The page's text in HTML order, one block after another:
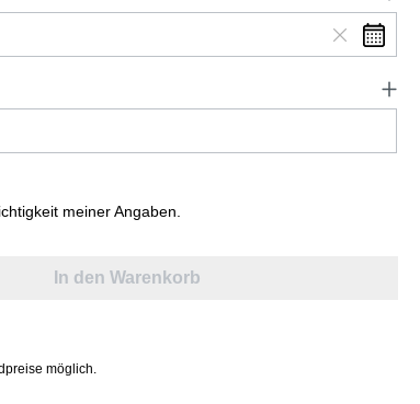
meiner Angaben.
In den Warenkorb
möglich.